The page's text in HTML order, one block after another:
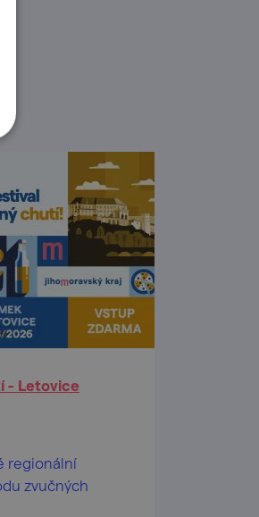
- Letovice
regionální
zvučných